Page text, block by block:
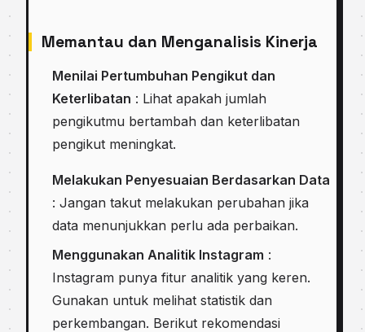
Memantau dan Menganalisis Kinerja
Menilai Pertumbuhan Pengikut dan
Keterlibatan : Lihat apakah jumlah
pengikutmu bertambah dan keterlibatan
pengikut meningkat.
Melakukan Penyesuaian Berdasarkan Data
: Jangan takut melakukan perubahan jika
data menunjukkan perlu ada perbaikan.
Menggunakan Analitik Instagram :
Instagram punya fitur analitik yang keren.
Gunakan untuk melihat statistik dan
perkembangan. Berikut rekomendasi